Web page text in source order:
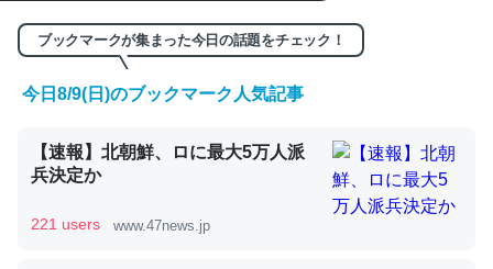
くらい。小説でいう「ずっと前の伏線」は回収されないけ
ど、短期記憶というには多い分量。進化すればするほど分
ブックマークが集まった今日の話題をチェック！
今日8/9(日)のブックマーク人気記事
【速報】北朝鮮、ロに最大5万人派
兵決定か
221 users www.47news.jp